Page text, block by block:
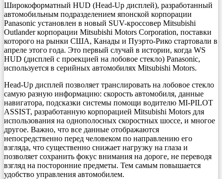
Широкоформатный HUD (Head-Up дисплей), разработанный
автомобильным подразделением японской корпорации
Panasonic установлен в новый SUV-кроссовер Mitsubishi
Outlander корпорации Mitsubishi Motors Corporation, поставки
которого на рынки США, Канады и Пуэрто-Рико стартовали в
апреле этого года. Это первый случай в истории, когда WS
HUD (дисплей с проекцией на лобовое стекло) Panasonic,
используется в серийных автомобилях Mitsubishi Motors.
Head-Up дисплей позволяет транслировать на лобовое стекло
самую разную информацию: скорость автомобиля, данные
навигатора, подсказки системы помощи водителю MI-PILOT
ASSIST, разработанную корпорацией Mitsubishi Motors для
использования на однополосных скоростных шоссе, и многое
другое. Важно, что все данные отображаются
непосредственно перед человеком по направлению его
взгляда, что существенно снижает нагрузку на глаза и
позволяет сохранить фокус внимания на дороге, не переводя
взгляд на посторонние предметы. Тем самым повышается
удобство управления автомобилем.